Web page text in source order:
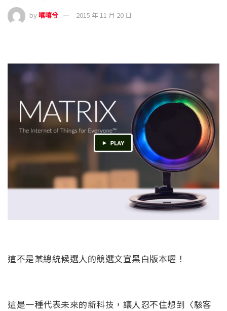
by嘻嘻兮 2015 年 11 月 20 日
這不是某總統候選人的競選文宣黑白版本喔！
這是一種代表未來的新科技，讓人忍不住想到〈駭客